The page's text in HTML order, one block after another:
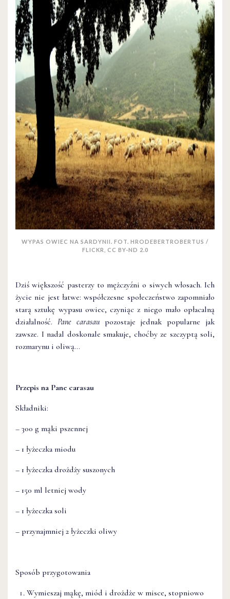
WYPAS OWIEC NA SARDYNII. FOT. HRODEBERTROBERTUS /
FLICKR, CC BY-ND 2.0
Dziś większość pasterzy to mężczyźni o siwych włosach. Ich
życie nie jest łatwe: współczesne społeczeństwo zapomniało
starą sztukę wypasu owiec, czyniąc z niego mało opłacalną
działalność. Pane carasaupozostaje jednak popularne jak
zawsze. I nadal doskonale smakuje, choćby ze szczyptą soli,
rozmarynu i oliwą…
Przepis na Pane carasau
Składniki:
– 300 g mąki pszennej
– 1 łyżeczka miodu
– 1 łyżeczka drożdży suszonych
– 150 ml letniej wody
– 1 łyżeczka soli
– przynajmniej 2 łyżeczki oliwy
Sposób przygotowania
Wymieszaj mąkę, miód i drożdże w misce, stopniowo